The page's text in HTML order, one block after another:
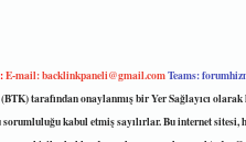
E-mail:backlinkpaneli@gmail.comTeams:
tarafından onaylanmış bir Yer Sağlayıcı
kabul etmiş sayılırlar. Bu internet